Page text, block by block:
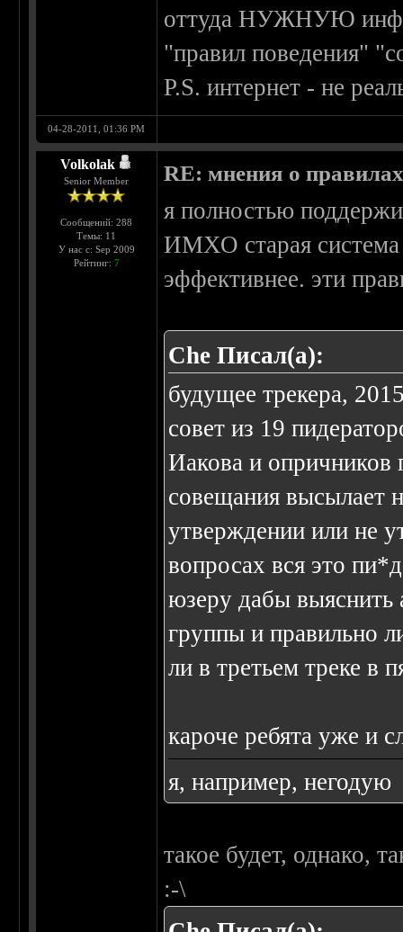
оттуда НУЖНУЮ
"правил поведения"
P.S. интернет - не
04-28-2011, 01:36 PM
Volkolak
Senior Member
Сообщений: 288
Темы: 11
У нас с: Sep 2009
Рейтинг: 7
RE: мнения о
я полностью
ИМХО старая система
эффективнее. эти
Che Писал(а):
будущее трекера,
совет из 19
Иакова и опричников
совещания высылает
утверждении или не
вопросах вся это
юзеру дабы выяснить
группы и правильно
ли в третьем треке в
кароче ребята уже и
я, например, негодую
такое будет, однако,
:-\